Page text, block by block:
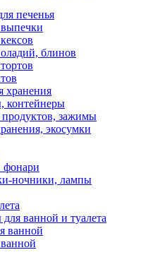
печенья
блинов
хранения
контейнеры
зажимы
экосумки
фонари
ночники, лампы
ванной и туалета
ванной